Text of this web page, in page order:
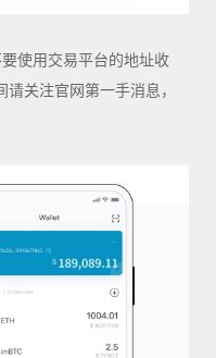
使用交易平台的地址收
关注官网第一手消息，